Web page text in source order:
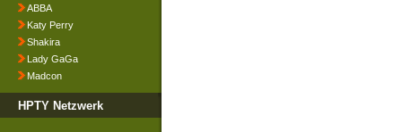
ABBA
Katy Perry
Shakira
Lady GaGa
Madcon
HPTY Netzwerk